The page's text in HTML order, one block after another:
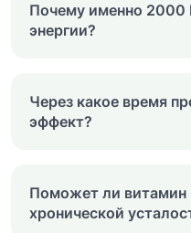
Почему именно 2000
энергии?
Через какое время
эффект?
Поможет ли витамин
хронической